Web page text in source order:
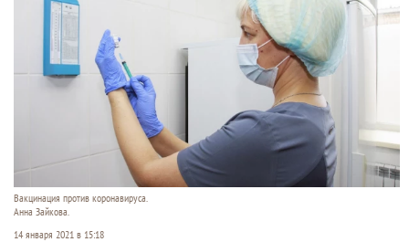
Вакцинация против коронавируса.
Анна Зайкова.
14 января 2021 в 15:18